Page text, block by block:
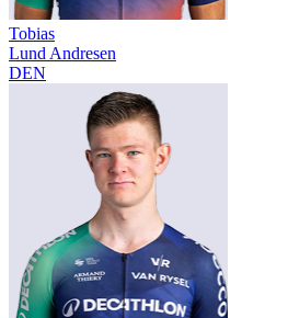
Tobias
Lund Andresen
DEN